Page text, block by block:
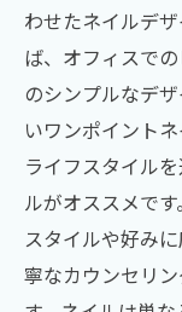
わせたネイルデ
ば、オフィスで
のシンプルなデ
いワンポイント
ライフスタイル
ルがオススメで
スタイルや好み
寧なカウンセリ